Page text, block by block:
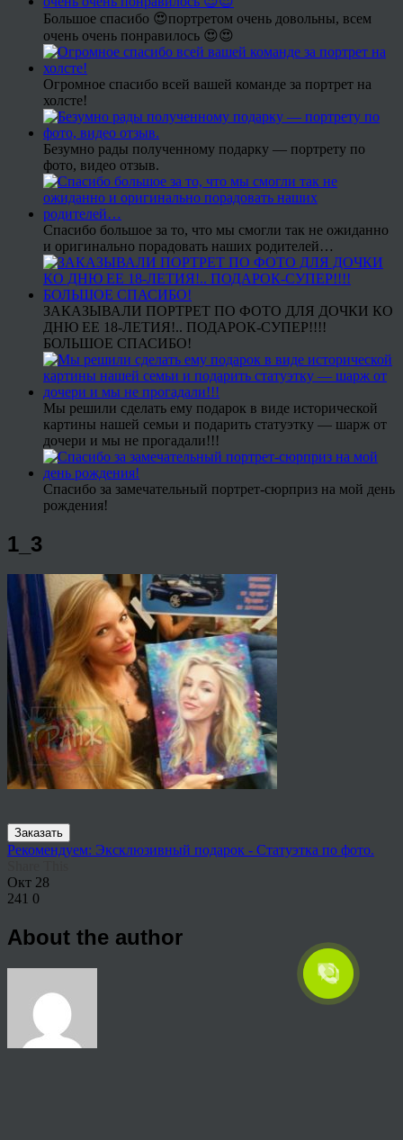
Большое спасибо 😍портретом очень довольны, всем
очень очень понравилось 😍😍
Огромное спасибо всей вашей команде за портрет на
холсте!
Безумно рады полученному подарку — портрету по
фото, видео отзыв.
Спасибо большое за то, что мы смогли так не ожиданно
и оригинально порадовать наших родителей…
ЗАКАЗЫВАЛИ ПОРТРЕТ ПО ФОТО ДЛЯ ДОЧКИ КО
ДНЮ ЕЕ 18-ЛЕТИЯ!.. ПОДАРОК-СУПЕР!!!!
БОЛЬШОЕ СПАСИБО!
Мы решили сделать ему подарок в виде исторической
картины нашей семьи и подарить статуэтку — шарж от
дочери и мы не прогадали!!!
Спасибо за замечательный портрет-сюрприз на мой день
рождения!
1_3
Заказать
Рекомендуем: Эксклюзивный подарок - Статуэтка по фото.
Окт 28
241 0
About the author